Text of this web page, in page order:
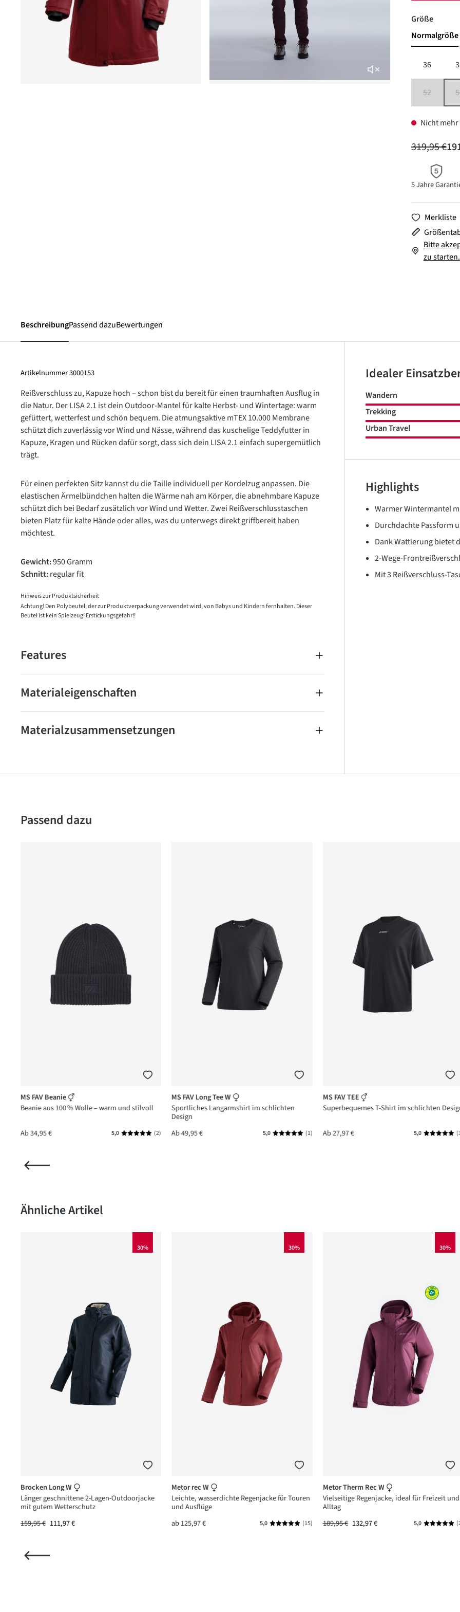
Größe
Normalgröße
36
52
Nicht
319,95 €
5 Jahre
Merkliste
Bitte
zu starten.
BeschreibungPassend dazuBewertungen
Artikelnummer3000153
Reißverschluss zu, Kapuze hoch – schon bist du bereit für einen traumhaften Ausflug in
die Natur. Der LISA 2.1 ist dein Outdoor-Mantel für kalte Herbst- und Wintertage: warm
gefüttert, wetterfest und schön bequem. Die atmungsaktive mTEX 10.000 Membrane
schützt dich zuverlässig vor Wind und Nässe, während das kuschelige Teddyfutter in
Kapuze, Kragen und Rücken dafür sorgt, dass sich dein LISA 2.1 einfach supergemütlich
trägt.
Für einen perfekten Sitz kannst du die Taille individuell per Kordelzug anpassen. Die
elastischen Ärmelbündchen halten die Wärme nah am Körper, die abnehmbare Kapuze
schützt dich bei Bedarf zusätzlich vor Wind und Wetter. Zwei Reißverschlusstaschen
bieten Platz für kalte Hände oder alles, was du unterwegs direkt griffbereit haben
möchtest.
Gewicht:950 Gramm
Schnitt:regular fit
Hinweis zur Produktsicherheit
Achtung! Den Polybeutel, der zur Produktverpackung verwendet wird, von Babys und Kindern fernhalten. Dieser
Beutel ist kein Spielzeug! Erstickungsgefahr!!
Features
Materialeigenschaften
Materialzusammensetzungen
Idealer
Wandern
Trekking
Urban Travel
Highlights
Warmer Wintermantel
Durchdachte Passform
Dank Wattierung bietet
2-Wege-
Mit 3 Reißverschluss-
Produktgalerie überspringen
Passend dazu
Bewertung von 5 von 5 Sternen
MS FAV Beanie
Beanie aus 100 % Wolle – warm und stilvoll
Ab34,95 € 5,0 Durchschnittliche Bewertung von 5 von 5 Sternen
(2)
MS FAV Long Tee W
Sportliches Langarmshirt im schlichten
Design
Ab49,95 € 5,0 Durchschnittliche Bewertung von 5 von 5 Sternen
(1)
MS FAV TEE
Superbequemes T-Shirt im schlichten
Ab27,97 € 5,0
Produktgalerie überspringen
Ähnliche Artikel
Bewertung von 5 von 5 Sternen
30%
Brocken Long W
Länger geschnittene 2-Lagen-Outdoorjacke
mit gutem Wetterschutz
159,95 € 111,97 €
30%
Metor rec W
Leichte, wasserdichte Regenjacke für Touren
und Ausflüge
ab125,97 € 5,0 Durchschnittliche Bewertung von 5 von 5 Sternen
(15)
30%
Metor Therm Rec W
Vielseitige Regenjacke, ideal für Freizeit und
Alltag
189,95 € 132,97 € 5,0